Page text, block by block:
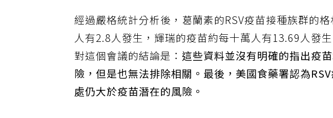
經過嚴格統計分析後，葛蘭素的RSV疫苗接種族群的
人有2.8人發生，輝瑞的疫苗約每十萬人有13.69人發
對這個會議的結論是：這些資料並沒有明確的指出疫
險，但是也無法排除相關。最後，美國食藥署認為
處仍大於疫苗潛在的風險。